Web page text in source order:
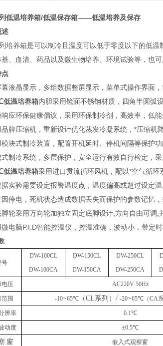
低温培养箱/低温保存箱——低温培养及保存
述
培养箱是可以制冷且温度可以低于零度以下的低
、血清、药品以及微生物培养、环境试验等，也
点
液晶显示，多组数据整屏显示，菜单式操作界面，
温培养箱内胆采用镜面不锈钢材质，四角半圆弧
应环保健康倡议，采用环保制冷剂，高效率，低能
牌压缩机，重新设计优化蒸发冷凝系统，*压缩机
块式制冷装置，配置开机延时、停机间隔等保护功
制冷系统，多层保护，安全运行有效自行检定，
温培养箱采用进口贯流循环风机，配以*空气循环
实验需要设定报警温度点，温度偏高或超过设定温
停电，死机状态造成数据丢失而保护的参数记忆，
轮采用万向轮加独立固定底脚设计,方向自由可调,
电脑P.I.D智能控温仪，控温准确，波动小，带定
号
DW-100CL
DW-100CA
DW-150CL
DW-150CA
DW-250CL
DW-250CA
电压 AC220V 50Hz
围 -10~65℃（CL系列）/ -20~65℃（CA
辨率 0.1℃
动度 ±0.5℃
窗 嵌入式观察窗